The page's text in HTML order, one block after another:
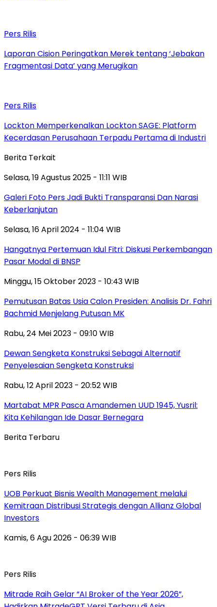
Pers Rilis
Laporan Cision Peringatkan Merek tentang ‘Jebakan
Fragmentasi Data’ yang Merugikan
Pers Rilis
Lockton Memperkenalkan Lockton SAGE: Platform
Kecerdasan Perusahaan Terpadu Pertama di Industri
Berita Terkait
Selasa, 19 Agustus 2025 - 11:11 WIB
Galeri Foto Pers Jadi Bukti Transparansi Dan Narasi
Keberlanjutan
Selasa, 16 April 2024 - 11:04 WIB
Hangatnya Pertemuan Idul Fitri: Diskusi Perkembangan
Pasar Modal di BNSP
Minggu, 15 Oktober 2023 - 10:43 WIB
Pemutusan Batas Usia Calon Presiden: Analisis Dr. Fahri
Bachmid Menjelang Putusan MK
Rabu, 24 Mei 2023 - 09:10 WIB
Dewan Sengketa Konstruksi Sebagai Alternatif
Penyelesaian Sengketa Konstruksi
Rabu, 12 April 2023 - 20:52 WIB
Martabat MPR Pasca Amandemen UUD 1945, Yusril:
Kita Kehilangan Ide Dasar Bernegara
Berita Terbaru
Pers Rilis
UOB Perkuat Bisnis Wealth Management melalui
Kemitraan Distribusi Strategis dengan Allianz Global
Investors
Kamis, 6 Agu 2026 - 06:39 WIB
Pers Rilis
Mitrade Raih Gelar “AI Broker of the Year 2026”,